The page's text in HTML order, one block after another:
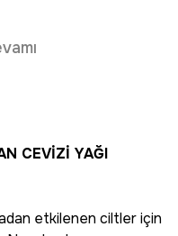
CEVİZİ YAĞI
etkilenen ciltler için